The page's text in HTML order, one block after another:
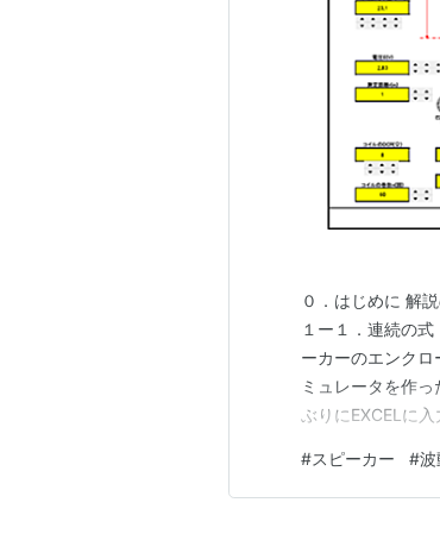
０．はじめに 解
１ー１．連続の
ーカーのエンク
ミュレータを作
ぶりにEXCELに
グにアップしてお
ったシミュレー
#スピーカー #波